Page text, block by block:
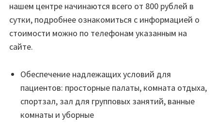
нашем центре начинаются всего от 800 рублей в
сутки, подробнее ознакомиться с информацией о
стоимости можно по телефонам указанным на
сайте.
Обеспечение надлежащих условий для
пациентов: просторные палаты, комната отдыха,
спортзал, зал для групповых занятий, ванные
комнаты и уборные